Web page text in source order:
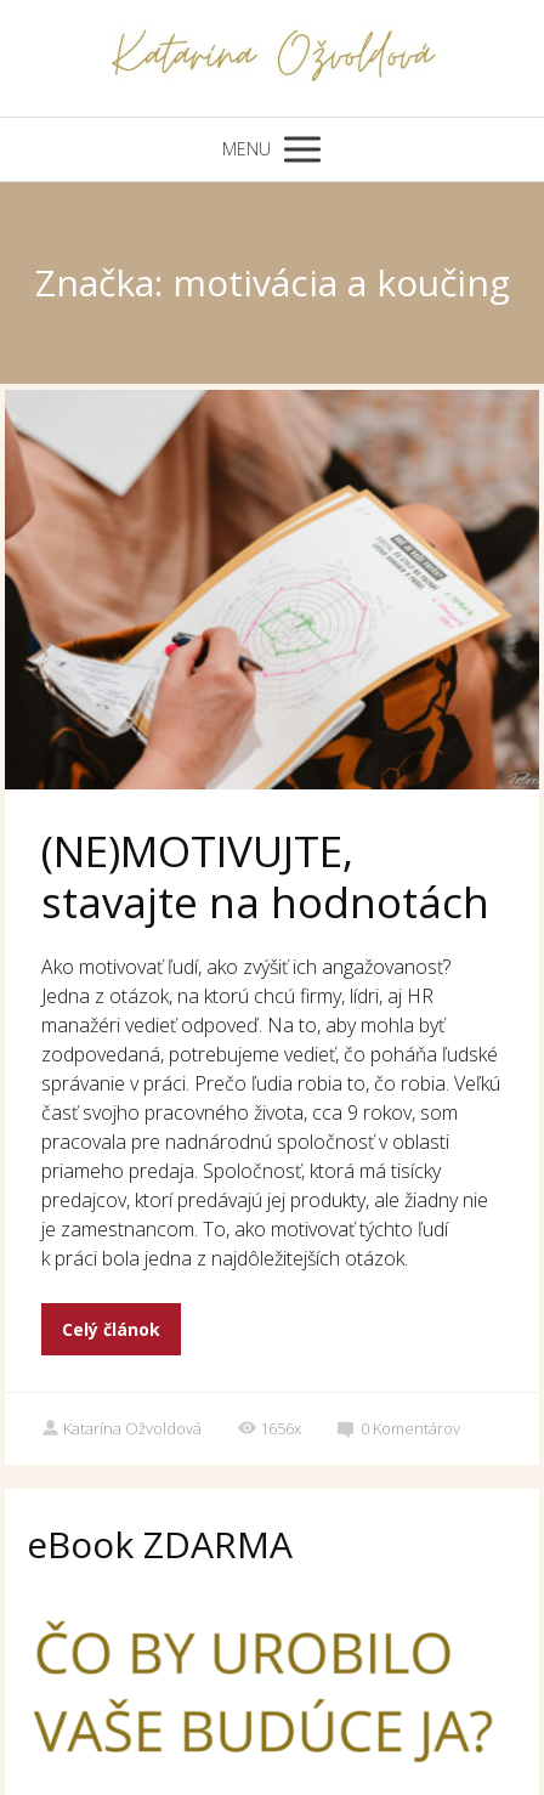
MENU
Značka: motivácia a koučing
(NE)MOTIVUJTE,
stavajte na hodnotách
Ako motivovať ľudí, ako zvýšiť ich angažovanosť?
Jedna z otázok, na ktorú chcú firmy, lídri, aj HR
manažéri vedieť odpoveď. Na to, aby mohla byť
zodpovedaná, potrebujeme vedieť, čo poháňa ľudské
správanie v práci. Prečo ľudia robia to, čo robia. Veľkú
časť svojho pracovného života, cca 9 rokov, som
pracovala pre nadnárodnú spoločnosť v oblasti
priameho predaja. Spoločnosť, ktorá má tisícky
predajcov, ktorí predávajú jej produkty, ale žiadny nie
je zamestnancom. To, ako motivovať týchto ľudí
k práci bola jedna z najdôležitejších otázok.
Celý článok
Katarína Ožvoldová 1656x 0 Komentárov
eBook ZDARMA